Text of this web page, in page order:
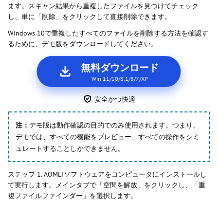
ます。スキャン結果から重複したファイルを見つけてチェック
し、単に「削除」をクリックして直接削除できます。
Windows 10で重複したすべてのファイルを削除する方法を確認す
るために、デモ版をダウンロードしてください。
無料ダウンロード
Win 11/10/8.1/8/7/XP
安全かつ快適
注： デモ版は動作確認の目的でのみ使用されます。つまり、
デモでは、すべての機能をプレビュー、すべての操作をシミ
ュレートすることしかできません。
ステップ 1. AOMEIソフトウェアをコンピュータにインストールし
て実行します。メインタブで「空間を解放」をクリックし、「重
複ファイルファインダー」を選択します。